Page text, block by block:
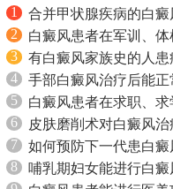
1
合并甲状腺疾病的白
2
白癜风患者在军训、
3
有白癜风家族史的人
4
手部白癜风治疗后能
5
白癜风患者在求职、
6
皮肤磨削术对白癜风
7
如何预防下一代患白癜
8
哺乳期妇女能进行白